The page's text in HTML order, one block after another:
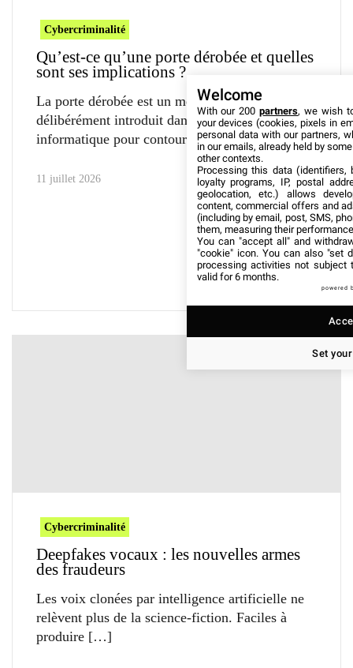
Cybercriminalité
Qu’est-ce qu’une porte dérobée et quelles
sont ses implications ?
La porte dérobée est un mécanisme occulte
délibérément introduit dans un système
informatique pour contourner
11 juillet 2026
Cybercriminalité
Deepfakes vocaux : les nouvelles armes
des fraudeurs
Les voix clonées par intelligence artificielle ne
relèvent plus de la science-fiction. Faciles à
produire
Welcome
With our 200partners, we wish
your devices (cookies, pixels in
personal data with our partners,
in our emails, already held by
other contexts.
Processing this data (identifiers,
loyalty programs, IP, postal
geolocation, etc.) allows
content, commercial offers and
(including by email, post, SMS,
them, measuring their
You can "accept all" and
"cookie" icon. You can also "set
processing activities not subject
valid for 6 months.
powered
Set